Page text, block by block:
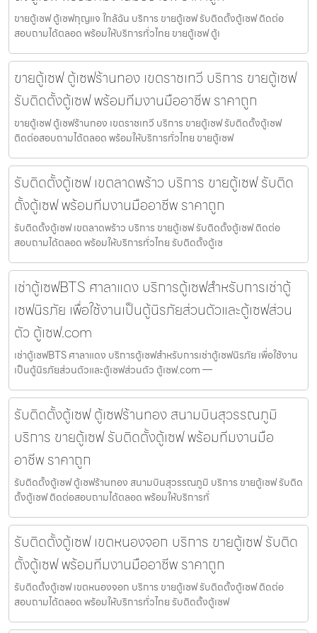
ขายตู้เซฟ ตู้เซฟกุญแจ ใกล้ฉัน บริการ ขายตู้เซฟ รับติดตั้งตู้เซฟ ติดต่อ
สอบถามได้ตลอด พร้อมให้บริการทั่วไทย ขายตู้เซฟ ตู้เ
ขายตู้เซฟ ตู้เซฟร้านทอง เขตราชเทวี บริการ ขายตู้เซฟ
รับติดตั้งตู้เซฟ พร้อมทีมงานมืออาชีพ ราคาถูก
ขายตู้เซฟ ตู้เซฟร้านทอง เขตราชเทวี บริการ ขายตู้เซฟ รับติดตั้งตู้เซฟ
ติดต่อสอบถามได้ตลอด พร้อมให้บริการทั่วไทย ขายตู้เซฟ
รับติดตั้งตู้เซฟ เขตลาดพร้าว บริการ ขายตู้เซฟ รับติด
ตั้งตู้เซฟ พร้อมทีมงานมืออาชีพ ราคาถูก
รับติดตั้งตู้เซฟ เขตลาดพร้าว บริการ ขายตู้เซฟ รับติดตั้งตู้เซฟ ติดต่อ
สอบถามได้ตลอด พร้อมให้บริการทั่วไทย รับติดตั้งตู้เซ
เช่าตู้เซฟBTS ศาลาแดง บริการตู้เซฟสำหรับการเช่าตู้
เซฟนิรภัย เพื่อใช้งานเป็นตู้นิรภัยส่วนตัวและตู้เซฟส่วน
ตัว ตู้เซฟ.com
เช่าตู้เซฟBTS ศาลาแดง บริการตู้เซฟสำหรับการเช่าตู้เซฟนิรภัย เพื่อใช้งาน
เป็นตู้นิรภัยส่วนตัวและตู้เซฟส่วนตัว ตู้เซฟ.com —
รับติดตั้งตู้เซฟ ตู้เซฟร้านทอง สนามบินสุวรรณภูมิ
บริการ ขายตู้เซฟ รับติดตั้งตู้เซฟ พร้อมทีมงานมือ
อาชีพ ราคาถูก
รับติดตั้งตู้เซฟ ตู้เซฟร้านทอง สนามบินสุวรรณภูมิ บริการ ขายตู้เซฟ รับติด
ตั้งตู้เซฟ ติดต่อสอบถามได้ตลอด พร้อมให้บริการทั่
รับติดตั้งตู้เซฟ เขตหนองจอก บริการ ขายตู้เซฟ รับติด
ตั้งตู้เซฟ พร้อมทีมงานมืออาชีพ ราคาถูก
รับติดตั้งตู้เซฟ เขตหนองจอก บริการ ขายตู้เซฟ รับติดตั้งตู้เซฟ ติดต่อ
สอบถามได้ตลอด พร้อมให้บริการทั่วไทย รับติดตั้งตู้เซฟ